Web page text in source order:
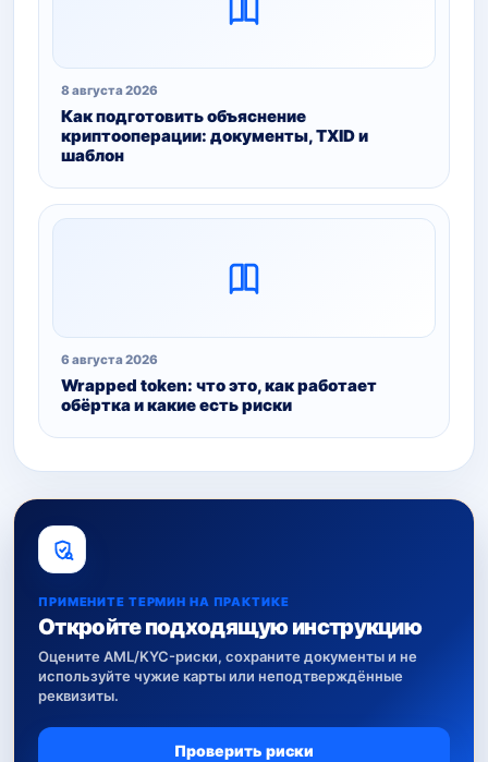
8 августа 2026
Как подготовить объяснение
криптооперации: документы, TXID и
шаблон
6 августа 2026
Wrapped token: что это, как работает
обёртка и какие есть риски
ПРИМЕНИТЕ ТЕРМИН НА ПРАКТИКЕ
Откройте подходящую инструкцию
Оцените AML/KYC-риски, сохраните документы и не
используйте чужие карты или неподтверждённые
реквизиты.
Проверить риски